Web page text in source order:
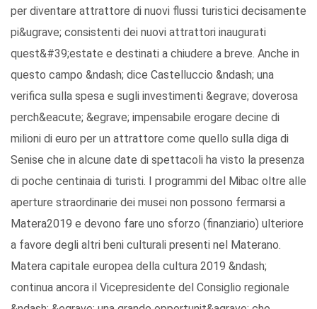
per diventare attrattore di nuovi flussi turistici decisamente
pi&ugrave; consistenti dei nuovi attrattori inaugurati
quest&#39;estate e destinati a chiudere a breve. Anche in
questo campo &ndash; dice Castelluccio &ndash; una
verifica sulla spesa e sugli investimenti &egrave; doverosa
perch&eacute; &egrave; impensabile erogare decine di
milioni di euro per un attrattore come quello sulla diga di
Senise che in alcune date di spettacoli ha visto la presenza
di poche centinaia di turisti. I programmi del Mibac oltre alle
aperture straordinarie dei musei non possono fermarsi a
Matera2019 e devono fare uno sforzo (finanziario) ulteriore
a favore degli altri beni culturali presenti nel Materano.
Matera capitale europea della cultura 2019 &ndash;
continua ancora il Vicepresidente del Consiglio regionale